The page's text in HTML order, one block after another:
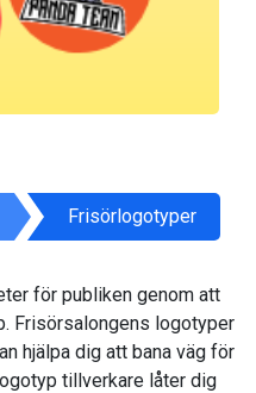
Frisörlogotyper
för publiken genom att
Frisörsalongens logotyper
hjälpa dig att bana väg för
tillverkare låter dig